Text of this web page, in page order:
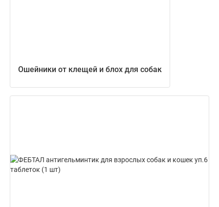
Ошейники от клещей и блох для собак